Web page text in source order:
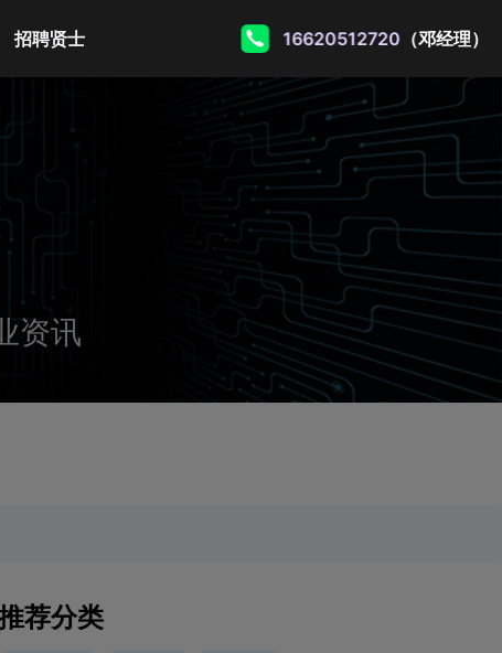
招聘贤士 16620512720（邓经理）
资讯
荐分类